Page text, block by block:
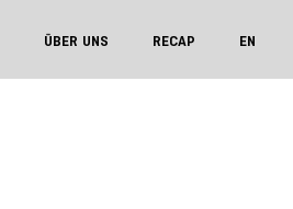
ÜBER UNS RECAP EN